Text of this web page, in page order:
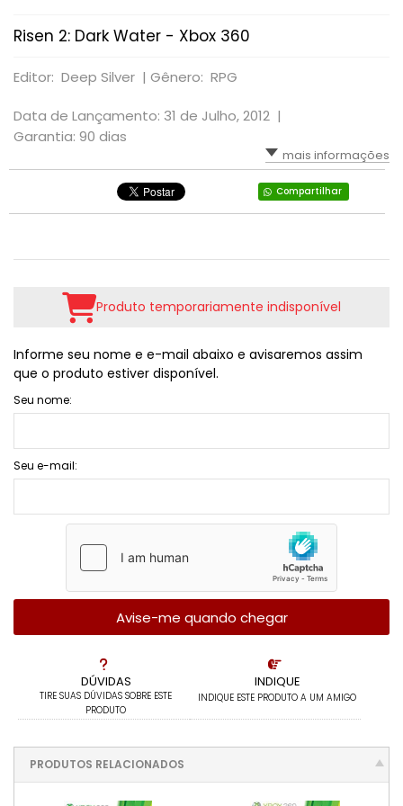
TIRO: 3ª PESSOA
Risen 2: Dark Water - Xbox 360
Editor: Deep Silver | Gênero: RPG
Data de Lançamento: 31 de Julho, 2012 |
Garantia: 90 dias
mais informações
Compartilhar
DÚVIDAS
TIRE SUAS DÚVIDAS SOBRE ESTE
PRODUTO
INDIQUE
INDIQUE ESTE PRODUTO A UM AMIGO
Produto temporariamente indisponível
Informe seu nome e e-mail abaixo e avisaremos assim
que o produto estiver disponível.
Seu nome:
Seu e-mail:
Avise-me quando chegar
PRODUTOS RELACIONADOS